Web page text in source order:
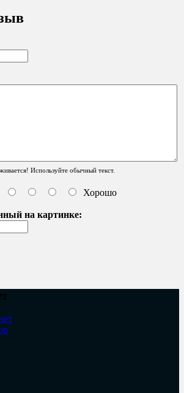
Используйте обычный текст.
Хорошо
на картинке: